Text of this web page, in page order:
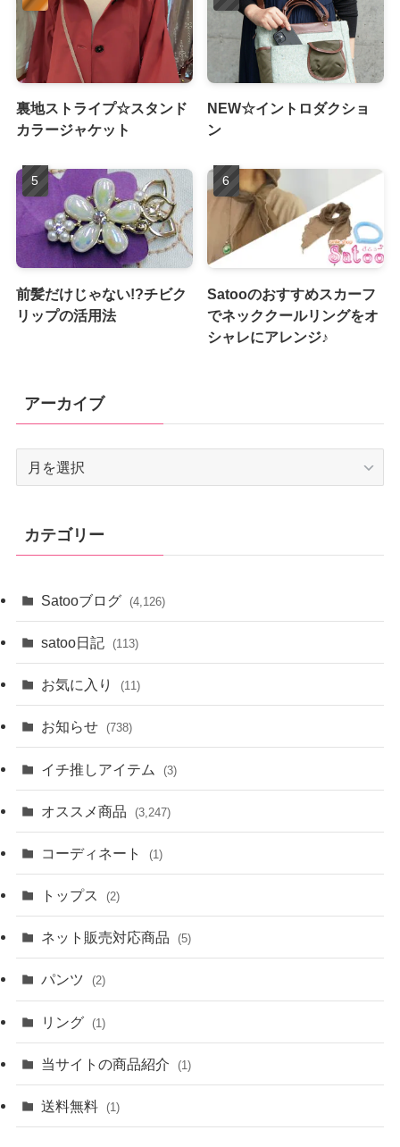
裏地ストライプ☆スタンド
カラージャケット
NEW☆イントロダクショ
ン
前髪だけじゃない!?チビク
リップの活用法
Satooのおすすめスカーフ
でネッククールリングをオ
シャレにアレンジ♪
アーカイブ
ブ
カテゴリー
Satooブログ (4,126)
satoo日記 (113)
お気に入り (11)
お知らせ (738)
イチ推しアイテム (3)
オススメ商品 (3,247)
コーディネート (1)
トップス (2)
ネット販売対応商品 (5)
パンツ (2)
リング (1)
当サイトの商品紹介 (1)
送料無料 (1)